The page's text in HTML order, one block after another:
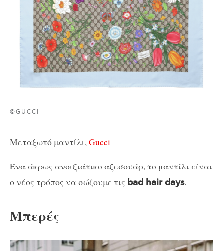
©GUCCI
Μεταξωτό μαντίλι, Gucci
Ένα άκρως ανοιξιάτικο αξεσουάρ, το μαντίλι είναι
ο νέος τρόπος να σώζουμε τις bad hair days.
Μπερές